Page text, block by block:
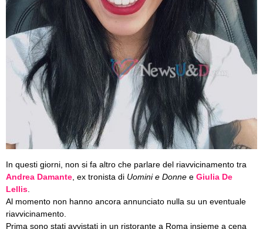
In questi giorni, non si fa altro che parlare del riavvicinamento tra
Andrea Damante, ex tronista di Uomini e Donne e Giulia De
Lellis.
Al momento non hanno ancora annunciato nulla su un eventuale
riavvicinamento.
Prima sono stati avvistati in un ristorante a Roma insieme a cena